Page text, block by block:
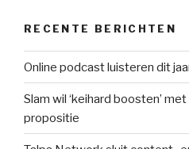
RECENTE BERICHTEN
Online podcast luisteren dit
Slam wil ‘keihard boosten’
propositie